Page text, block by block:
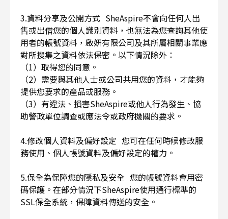
3.資料分享及公開方式 SheAspire不會向任何人出
售或出借您的個人識別資料，也無法為您查詢其他使
用者的帳號資料，啟妍有限公司及其所屬相關事業應
對所搜集之資料依法保密。以下情況除外：
（1）取得您的同意。
（2）需要與其他人士或公司共用您的資料，才能夠
提供您要求的產品或服務。
（3）有違法、損害SheAspire或他人行為發生、協
助警政單位調查或應法令或政府機關的要求。
4.修改個人資料及偏好設定 您可在任何時候修改服
務使用、個人帳號資料及偏好設定的權力。
5.保全為保障您的隱私及安全 您的帳號資料會用密
碼保護。在部分情況下SheAspire使用通行標準的
SSL保全系統，保障資料傳送的安全。